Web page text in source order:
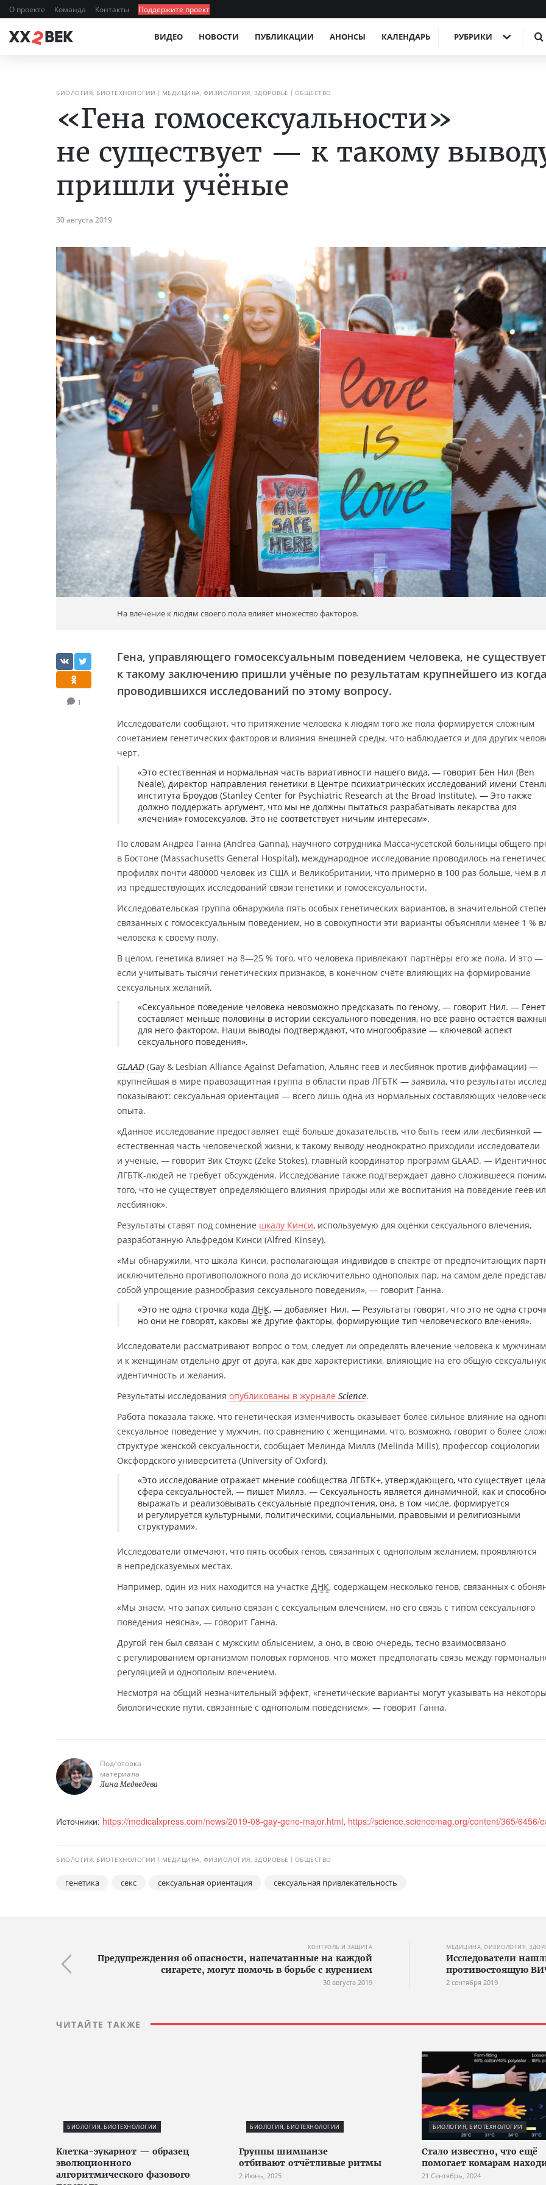
О проекте Команда Контакты Поддержите проект
ВИДЕО НОВОСТИ ПУБЛИКАЦИИ АНОНСЫ КАЛЕНДАРЬ РУБРИКИ
БИОЛОГИЯ, БИОТЕХНОЛОГИИ МЕДИЦИНА, ФИЗИОЛОГИЯ, ЗДОРОВЬЕ ОБЩЕСТВО
«Гена гомосексуальности»
не существует — к такому
пришли учёные
30 августа 2019
На влечение к людям своего пола влияет множество факторов.
1
Гена, управляющего гомосексуальным поведением человека, не
к такому заключению пришли учёные по результатам крупнейшего из
проводившихся исследований по этому вопросу.
Исследователи сообщают, что притяжение человека к людям того же пола формируется сложным
сочетанием генетических факторов и влияния внешней среды, что наблюдается и для других
черт.
«Это естественная и нормальная часть вариативности нашего вида, — говорит Бен Нил (Ben
Neale), директор направления генетики в Центре психиатрических исследований имени
института Броудов (Stanley Center for Psychiatric Research at the Broad Institute). — Это также
должно поддержать аргумент, что мы не должны пытаться разрабатывать лекарства для
«лечения» гомосексуалов. Это не соответствует ничьим интересам».
По словам Андреа Ганна (Andrea Ganna), научного сотрудника Массачусетской больницы общего
в Бостоне (Massachusetts General Hospital), международное исследование проводилось на
профилях почти 480000 человек из США и Великобритании, что примерно в 100 раз больше, чем в
из предшествующих исследований связи генетики и гомосексуальности.
Исследовательская группа обнаружила пять особых генетических вариантов, в значительной
связанных с гомосексуальным поведением, но в совокупности эти варианты объясняли менее 1 %
человека к своему полу.
В целом, генетика влияет на 8—25 % того, что человека привлекают партнёры его же пола. И это —
если учитывать тысячи генетических признаков, в конечном счёте влияющих на формирование
сексуальных желаний.
«Сексуальное поведение человека невозможно предсказать по геному, — говорит Нил. —
составляет меньше половины в истории сексуального поведения, но всё равно остаётся
для него фактором. Наши выводы подтверждают, что многообразие — ключевой аспект
сексуального поведения».
GLAAD (Gay & Lesbian Alliance Against Defamation, Альянс геев и лесбиянок против диффамации) —
крупнейшая в мире правозащитная группа в области прав ЛГБТК — заявила, что результаты
показывают: сексуальная ориентация — всего лишь одна из нормальных составляющих
опыта.
«Данное исследование предоставляет ещё больше доказательств, что быть геем или лесбиянкой —
естественная часть человеческой жизни, к такому выводу неоднократно приходили исследователи
и учёные, — говорит Зик Стоукс (Zeke Stokes), главный координатор программ GLAAD. —
ЛГБТК-людей не требует обсуждения. Исследование также подтверждает давно сложившееся
того, что не существует определяющего влияния природы или же воспитания на поведение геев
лесбиянок».
Результаты ставят под сомнение шкалу Кинси, используемую для оценки сексуального влечения,
разработанную Альфредом Кинси (Alfred Kinsey).
«Мы обнаружили, что шкала Кинси, располагающая индивидов в спектре от предпочитающих
исключительно противоположного пола до исключительно однополых пар, на самом деле
собой упрощение разнообразия сексуального поведения», — говорит Ганна.
«Это не одна строчка кода ДНК, — добавляет Нил. — Результаты говорят, что это не одна
но они не говорят, каковы же другие факторы, формирующие тип человеческого влечения».
Исследователи рассматривают вопрос о том, следует ли определять влечение человека к мужчинам
и к женщинам отдельно друг от друга, как две характеристики, влияющие на его общую
идентичность и желания.
Результаты исследования опубликованы в журнале Science.
Работа показала также, что генетическая изменчивость оказывает более сильное влияние на
сексуальное поведение у мужчин, по сравнению с женщинами, что, возможно, говорит о более
структуре женской сексуальности, сообщает Мелинда Миллз (Melinda Mills), профессор социологии
Оксфордского университета (University of Oxford).
«Это исследование отражает мнение сообщества ЛГБТК+, утверждающего, что существует
сфера сексуальностей, — пишет Миллз. — Сексуальность является динамичной, как и
выражать и реализовывать сексуальные предпочтения, она, в том числе, формируется
и регулируется культурными, политическими, социальными, правовыми и религиозными
структурами».
Исследователи отмечают, что пять особых генов, связанных с однополым желанием, проявляются
в непредсказуемых местах.
Например, один из них находится на участке ДНК, содержащем несколько генов, связанных с
«Мы знаем, что запах сильно связан с сексуальным влечением, но его связь с типом сексуального
поведения неясна», — говорит Ганна.
Другой ген был связан с мужским облысением, а оно, в свою очередь, тесно взаимосвязано
с регулированием организмом половых гормонов, что может предполагать связь между
регуляцией и однополым влечением.
Несмотря на общий незначительный эффект, «генетические варианты могут указывать на
биологические пути, связанные с однополым поведением», — говорит Ганна.
Подготовка
материала
Лина Медведева
Источники: https://medicalxpress.com/news/2019-08-gay-gene-major.html, https://science.sciencemag.org/content/365/6456/
БИОЛОГИЯ, БИОТЕХНОЛОГИИ МЕДИЦИНА, ФИЗИОЛОГИЯ, ЗДОРОВЬЕ ОБЩЕСТВО
генетика секс сексуальная ориентация сексуальная привлекательность
КОНТРОЛЬ И ЗАЩИТА
Предупреждения об опасности, напечатанные на каждой
сигарете, могут помочь в борьбе с курением
30 августа 2019
МЕДИЦИНА, ФИЗИОЛОГИЯ,
Исследователи
противостоящую
2 сентября 2019
ЧИТАЙТЕ ТАКЖЕ
БИОЛОГИЯ, БИОТЕХНОЛОГИИ
Клетка-эукариот — образец
эволюционного
алгоритмического фазового
БИОЛОГИЯ, БИОТЕХНОЛОГИИ
Группы шимпанзе
отбивают отчётливые ритмы
2 Июнь, 2025
БИОЛОГИЯ, БИОТЕХНОЛОГИИ
Стало известно, что ещё
помогает комарам
21 Сентябрь, 2024